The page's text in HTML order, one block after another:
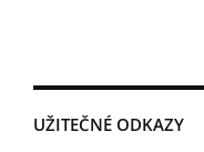
UŽITEČNÉ ODKAZY